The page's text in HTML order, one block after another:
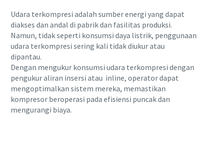
Udara terkompresi adalah sumber energi yang dapat
diakses dan andal di pabrik dan fasilitas produksi.
Namun, tidak seperti konsumsi daya listrik, penggunaan
udara terkompresi sering kali tidak diukur atau
dipantau.
Dengan mengukur konsumsi udara terkompresi dengan
pengukur aliran insersi atau inline, operator dapat
mengoptimalkan sistem mereka, memastikan
kompresor beroperasi pada efisiensi puncak dan
mengurangi biaya.